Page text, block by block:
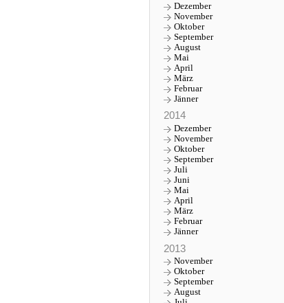
Dezember
November
Oktober
September
August
Mai
April
März
Februar
Jänner
2014
Dezember
November
Oktober
September
Juli
Juni
Mai
April
März
Februar
Jänner
2013
November
Oktober
September
August